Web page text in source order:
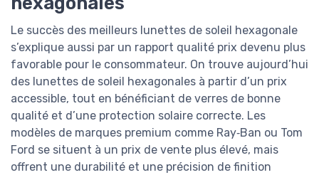
Le succès des meilleurs lunettes de soleil hexagonale
s’explique aussi par un rapport qualité prix devenu plus
favorable pour le consommateur. On trouve aujourd’hui
des lunettes de soleil hexagonales à partir d’un prix
accessible, tout en bénéficiant de verres de bonne
qualité et d’une protection solaire correcte. Les
modèles de marques premium comme Ray‑Ban ou Tom
Ford se situent à un prix de vente plus élevé, mais
offrent une durabilité et une précision de finition